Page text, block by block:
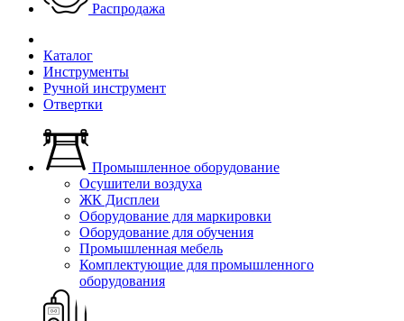
Распродажа
Каталог
Инструменты
Ручной инструмент
Отвертки
Промышленное оборудование
Осушители воздуха
ЖК Дисплеи
Оборудование для маркировки
Оборудование для обучения
Промышленная мебель
Комплектующие для промышленного
оборудования